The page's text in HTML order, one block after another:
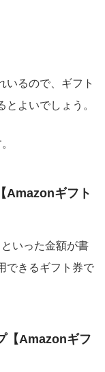
いるので、ギフト
よいでしょう。
Amazonギフト
いった金額が書
できるギフト券で
【Amazonギフ